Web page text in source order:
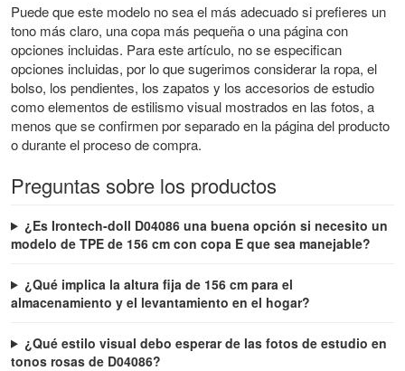
Puede que este modelo no sea el más adecuado si prefieres un
tono más claro, una copa más pequeña o una página con
opciones incluidas. Para este artículo, no se especifican
opciones incluidas, por lo que sugerimos considerar la ropa, el
bolso, los pendientes, los zapatos y los accesorios de estudio
como elementos de estilismo visual mostrados en las fotos, a
menos que se confirmen por separado en la página del producto
o durante el proceso de compra.
Preguntas sobre los productos
¿Es Irontech-doll D04086 una buena opción si necesito un
modelo de TPE de 156 cm con copa E que sea manejable?
¿Qué implica la altura fija de 156 cm para el
almacenamiento y el levantamiento en el hogar?
¿Qué estilo visual debo esperar de las fotos de estudio en
tonos rosas de D04086?